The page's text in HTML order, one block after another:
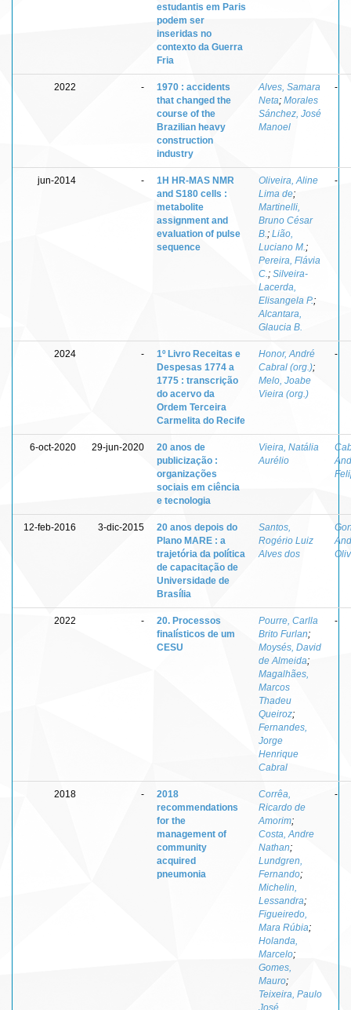
estudantis em Paris
podem ser
inseridas no
contexto da Guerra
Fria
2022 -
1970 : accidents
that changed the
course of the
Brazilian heavy
construction
industry
Alves, Samara
Neta; Morales
Sánchez, José
Manoel
-
jun-2014 -
1H HR-MAS NMR
and S180 cells :
metabolite
assignment and
evaluation of pulse
sequence
Oliveira, Aline
Lima de;
Martinelli,
Bruno César
B. ; Lião,
Luciano M. ;
Pereira, Flávia
C. ; Silveira-
Lacerda,
Elisangela P.;
Alcantara,
Glaucia B.
-
2024 -
1º Livro Receitas e
Despesas 1774 a
1775 : transcrição
do acervo da
Ordem Terceira
Carmelita do Recife
Honor, André
Cabral (org.);
Melo, Joabe
Vieira (org.)
-
6-oct-2020 29-jun-2020
20 anos de
publicização :
organizações
sociais em ciência
e tecnologia
Vieira, Natália
Aurélio
12-feb-2016 3-dic-2015
20 anos depois do
Plano MARE : a
trajetória da política
de capacitação de
Universidade de
Brasília
Santos,
Rogério Luiz
Alves dos
2022 -
20. Processos
finalísticos de um
CESU
Pourre, Carlla
Brito Furlan;
Moysés, David
de Almeida;
Magalhães,
Marcos
Thadeu
Queiroz;
Fernandes,
Jorge
Henrique
Cabral
-
2018 -
2018
recommendations
for the
management of
community
acquired
pneumonia
Corrêa,
Ricardo de
Amorim;
Costa, Andre
Nathan;
Lundgren,
Fernando;
Michelin,
Lessandra;
Figueiredo,
Mara Rúbia;
Holanda,
Marcelo;
Gomes,
Mauro;
Teixeira, Paulo
José
-